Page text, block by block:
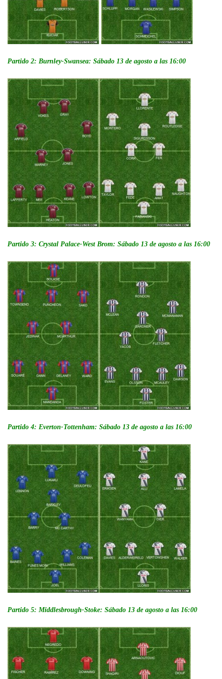
Partido 2: Burnley-Swansea: Sábado 13 de agosto a las 16:00
Partido 3: Crystal Palace-West Brom: Sábado 13 de agosto a las 16:00
Partido 4: Everton-Tottenham: Sábado 13 de agosto a las 16:00
Partido 5: Middlesbrough-Stoke: Sábado 13 de agosto a las 16:00